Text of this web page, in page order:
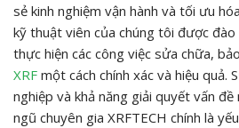
sẻ kinh nghiệm vận hành và tối ưu
kỹ thuật viên của chúng tôi được
thực hiện các công việc sửa chữa,
XRF một cách chính xác và hiệu quả.
nghiệp và khả năng giải quyết vấn đề
ngũ chuyên gia XRFTECH chính là